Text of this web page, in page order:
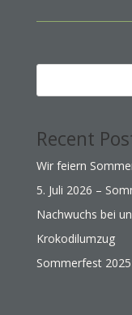
Recent
Wir feiern
5. Juli 2026 –
Nachwuchs bei
Krokodilumzug
Sommerfest 2025